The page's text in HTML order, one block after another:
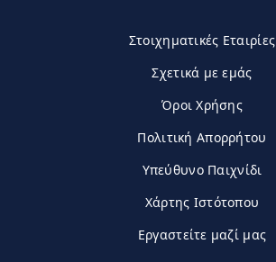
Στοιχηματικές Εταιρίες
Σχετικά με εμάς
Όροι Χρήσης
Πολιτική Απορρήτου
Υπεύθυνο Παιχνίδι
Χάρτης Ιστότοπου
Εργαστείτε μαζί μας